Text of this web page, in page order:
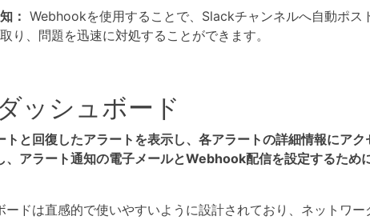
： Webhookを使用することで、Slackチャンネルへ自動ポス
り、問題を迅速に対処することができます。
ッシュボード
トと回復したアラートを表示し、各アラートの詳細情報にア
、アラート通知の電子メールとWebhook配信を設定するため
ードは直感的で使いやすいように設計されており、ネットワ